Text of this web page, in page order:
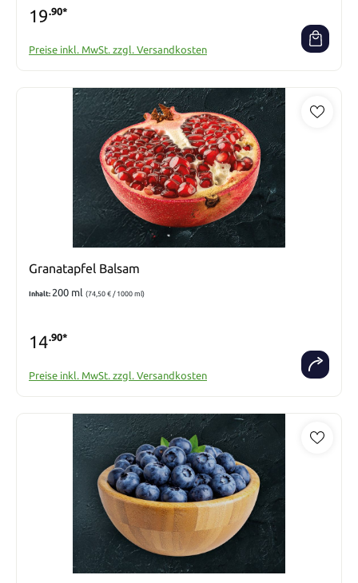
19.90*
Preise inkl. MwSt. zzgl. Versandkosten
Granatapfel Balsam
Inhalt: 200 ml (74,50 € / 1000 ml)
14.90*
Preise inkl. MwSt. zzgl. Versandkosten